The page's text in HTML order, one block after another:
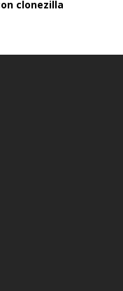
clonezilla